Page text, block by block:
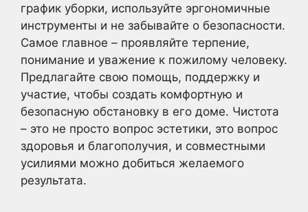
график уборки, используйте эргономичные
инструменты и не забывайте о безопасности.
Самое главное – проявляйте терпение,
понимание и уважение к пожилому человеку.
Предлагайте свою помощь, поддержку и
участие, чтобы создать комфортную и
безопасную обстановку в его доме. Чистота
– это не просто вопрос эстетики, это вопрос
здоровья и благополучия, и совместными
усилиями можно добиться желаемого
результата.